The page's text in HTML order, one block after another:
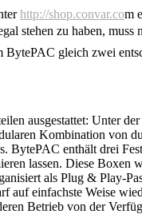
http://shop.convar.com
stehen zu haben,
gleich zwei
ausgestattet: Unter
Kombination von
enthält drei
lassen. Diese
als Plug & Play-
einfachste Weise
Betrieb von der